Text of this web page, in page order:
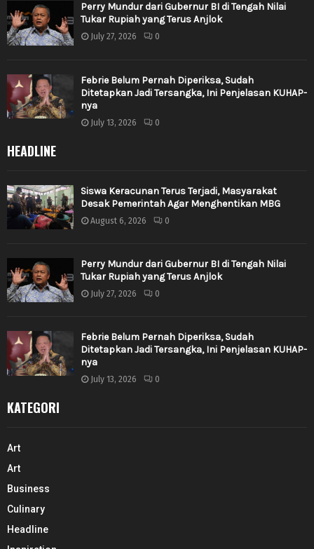
Perry Mundur dari Gubernur BI di Tengah Nilai
Tukar Rupiah yang Terus Anjlok
July 27, 2026 0
Febrie Belum Pernah Diperiksa, Sudah
Ditetapkan Jadi Tersangka, Ini Penjelasan KUHAP-
nya
July 13, 2026 0
HEADLINE
Siswa Keracunan Terus Terjadi, Masyarakat
Desak Pemerintah Agar Menghentikan MBG
August 6, 2026 0
Perry Mundur dari Gubernur BI di Tengah Nilai
Tukar Rupiah yang Terus Anjlok
July 27, 2026 0
Febrie Belum Pernah Diperiksa, Sudah
Ditetapkan Jadi Tersangka, Ini Penjelasan KUHAP-
nya
July 13, 2026 0
KATEGORI
Art
Art
Business
Culinary
Headline